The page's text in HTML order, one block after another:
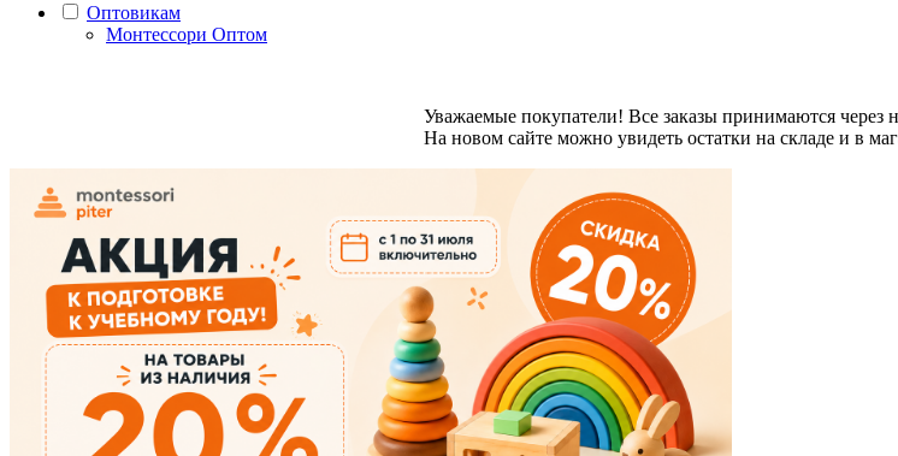
Оптовикам
Монтессори Оптом
Уважаемые покупатели! Все заказы принимаются через
На новом сайте можно увидеть остатки на складе и в